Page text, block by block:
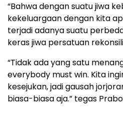
“Bahwa dengan suatu jiwa
kekeluargaan dengan kita
terjadi adanya suatu
keras jiwa persatuan
“Tidak ada yang satu
everybody must win. Kita
kesejukan, jadi gausah
biasa-biasa aja.” tegas